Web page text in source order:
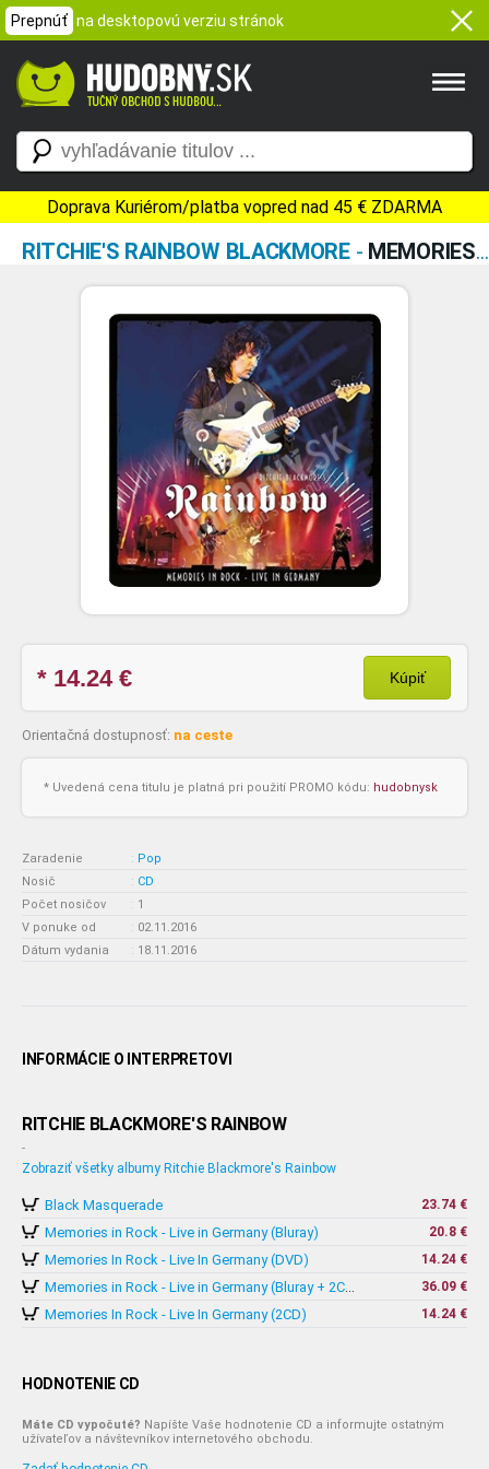
Prepnúť na desktopovú verziu stránok
Doprava Kuriérom/platba vopred nad 45 € ZDARMA
RITCHIE'S RAINBOW BLACKMORE- MEMORIES IN ROCK - LIVE IN GERMANY (2CD)
* 14.24€ Kúpiť
Orientačná dostupnosť: na ceste
* Uvedená cena titulu je platná pri použití PROMO kódu: hudobnysk
Zaradenie : Pop
Nosič
: CD
Počet nosičov
: 1
V ponuke od
: 02.11.2016
Dátum vydania
: 18.11.2016
INFORMÁCIE O INTERPRETOVI
RITCHIE BLACKMORE'S RAINBOW
-
Zobraziť všetky albumy Ritchie Blackmore's Rainbow
Black Masquerade 23.74 €
Memories in Rock - Live in Germany (Bluray) 20.8 €
Memories In Rock - Live In Germany (DVD)
14.24 €
Memories in Rock - Live in Germany (Bluray + 2CD)
36.09 €
Memories In Rock - Live In Germany (2CD) 14.24 €
HODNOTENIE CD
Máte CD vypočuté? Napíšte Vaše hodnotenie CD a informujte ostatným
užívateľov a návštevníkov internetového obchodu.